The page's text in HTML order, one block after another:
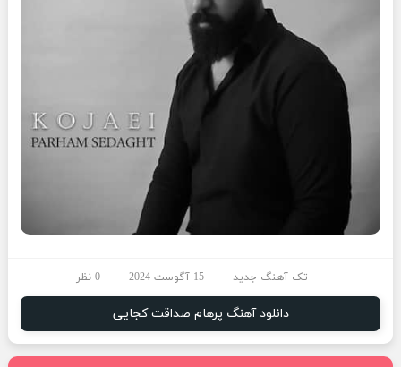
تک آهنگ جدید 15 آگوست 2024 0 نظر
دانلود آهنگ پرهام صداقت کجایی